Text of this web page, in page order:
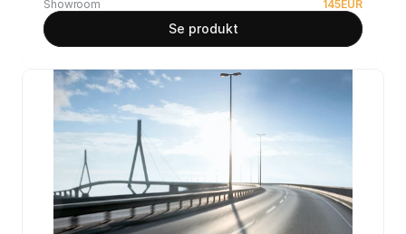
Showroom
145EUR
Se produkt